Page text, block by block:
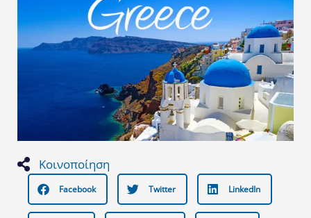
Κοινοποίηση
Facebook Twitter LinkedIn